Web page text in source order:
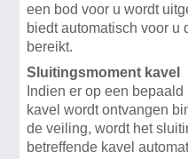
een bod voor u wordt
biedt automatisch voor u
bereikt.
Sluitingsmoment kavel
Indien er op een
kavel wordt ontvangen
de veiling, wordt het
betreffende kavel